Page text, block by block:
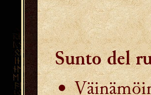
Sunto del